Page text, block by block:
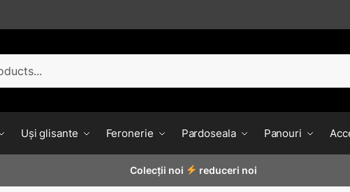
Uși glisante Feronerie Pardoseala Panouri
Colecții noi reduceri noi